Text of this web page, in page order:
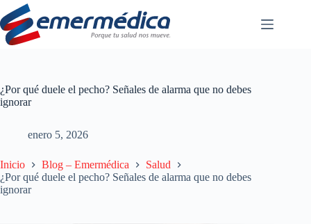
Saltar
al
contenido
¿Por qué duele el pecho? Señales de alarma que no debes
ignorar
enero 5, 2026
Inicio Blog – Emermédica
Salud
¿Por qué duele el pecho? Señales de alarma que no debes
ignorar